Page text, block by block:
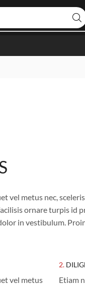
vel metus nec,
ornare turpis id
in vestibulum.
vel metus
2.
Etiam